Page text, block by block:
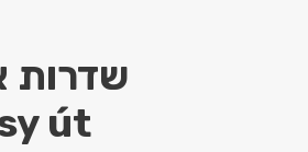
שדרות
út